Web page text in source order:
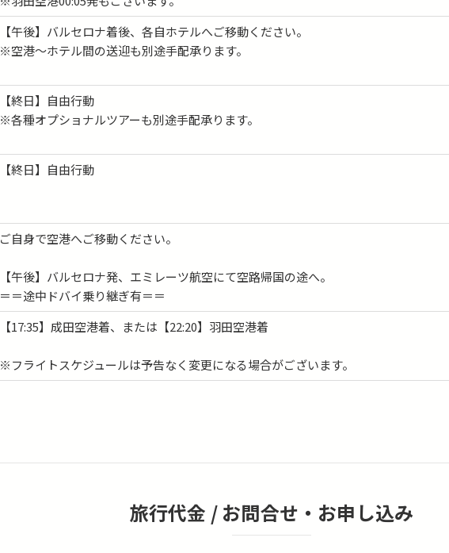
【午後】バルセロナ着後、各自ホテルへご移動ください。
※空港〜ホテル間の送迎も別途手配承ります。
【終日】自由行動
※各種オプショナルツアーも別途手配承ります。
【終日】自由行動
ご自身で空港へご移動ください。
【午後】バルセロナ発、エミレーツ航空にて空路帰国の途へ。
＝＝途中ドバイ乗り継ぎ有＝＝
【17:35】成田空港着、または【22:20】羽田空港着
※フライトスケジュールは予告なく変更になる場合がございます。
旅行代金 / お問合せ・お申し込み